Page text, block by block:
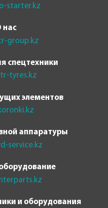
starter.kz
нас
group.kz
спецтехники
tyres.kz
элементов
аппаратуры
service.kz
и оборудования